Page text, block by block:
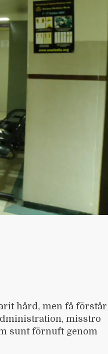
hård, men få förstår
misstro
sunt förnuft genom